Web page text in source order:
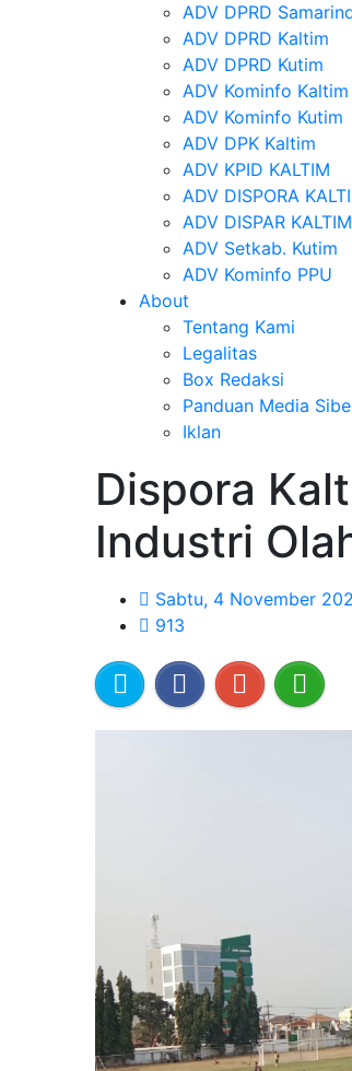
ADV DPRD
ADV DPRD Kaltim
ADV DPRD Kutim
ADV Kominfo Kaltim
ADV Kominfo Kutim
ADV DPK Kaltim
ADV KPID KALTIM
ADV DISPORA
ADV DISPAR KALTIM
ADV Setkab. Kutim
ADV Kominfo PPU
About
Tentang Kami
Legalitas
Box Redaksi
Panduan Media
Iklan
Dispora
Industri
Sabtu, 4 November
913